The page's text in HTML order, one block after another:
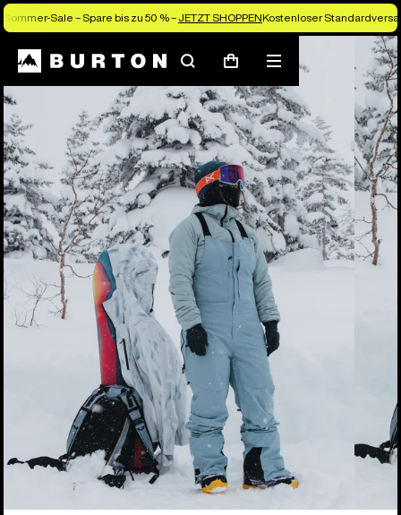
Sommer-Sale – Spare bis zu 50 % – JETZT SHOPPENKostenloser
SuchenWarenkorb
Menü
Die Experten von Burton erklären es dir